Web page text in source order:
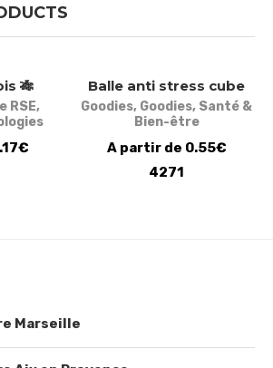
🎋
RSE,
Balle anti stress cube
Goodies, Goodies, Santé &
Bien-être
A partir de 0.55€
4271
Marseille